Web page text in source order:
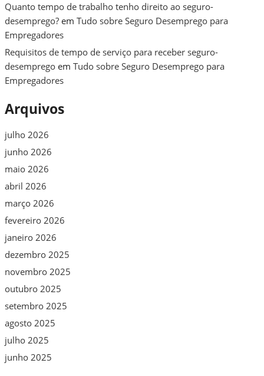
Quanto tempo de trabalho tenho direito ao seguro-
desemprego? em Tudo sobre Seguro Desemprego para
Empregadores
Requisitos de tempo de serviço para receber seguro-
desemprego em Tudo sobre Seguro Desemprego para
Empregadores
Arquivos
julho 2026
junho 2026
maio 2026
abril 2026
março 2026
fevereiro 2026
janeiro 2026
dezembro 2025
novembro 2025
outubro 2025
setembro 2025
agosto 2025
julho 2025
junho 2025